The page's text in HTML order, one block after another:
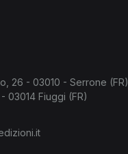
26 - 03010 - Serrone (FR)
03014 Fiuggi (FR)